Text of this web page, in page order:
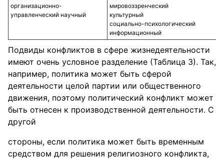
организационно-
управленческий научный
мировоззренческий
культурный
социально-психологический
информационный
Подвиды конфликтов в сфере жизнедеятельности
имеют очень условное разделение (Таблица 3). Так,
например, политика может быть сферой
деятельности целой партии или общественного
движения, поэтому политический конфликт может
быть отнесен к производственной деятельности. С
другой
стороны, если политика может быть временным
средством для решения религиозного конфликта,